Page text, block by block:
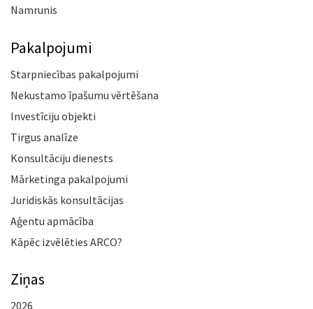
Namrunis
Pakalpojumi
Starpniecības pakalpojumi
Nekustamo īpašumu vērtēšana
Investīciju objekti
Tirgus analīze
Konsultāciju dienests
Mārketinga pakalpojumi
Juridiskās konsultācijas
Aģentu apmācība
Kāpēc izvēlēties ARCO?
Ziņas
2026